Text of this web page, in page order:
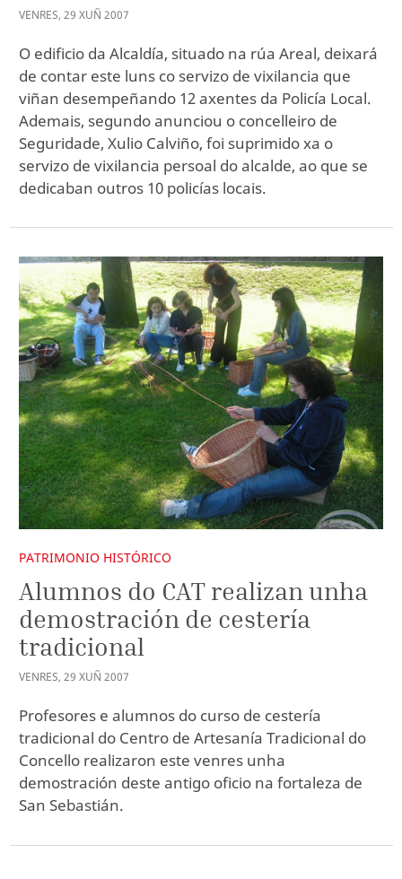
VENRES, 29 XUÑ 2007
O edificio da Alcaldía, situado na rúa Areal, deixará
de contar este luns co servizo de vixilancia que
viñan desempeñando 12 axentes da Policía Local.
Ademais, segundo anunciou o concelleiro de
Seguridade, Xulio Calviño, foi suprimido xa o
servizo de vixilancia persoal do alcalde, ao que se
dedicaban outros 10 policías locais.
PATRIMONIO HISTÓRICO
Alumnos do CAT realizan unha
demostración de cestería
tradicional
VENRES, 29 XUÑ 2007
Profesores e alumnos do curso de cestería
tradicional do Centro de Artesanía Tradicional do
Concello realizaron este venres unha
demostración deste antigo oficio na fortaleza de
San Sebastián.